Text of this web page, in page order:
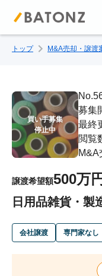
トップページ
M&A案件一覧
売りたい方へ
成約事例
M&A専門家の方
トップ M&A売却・譲渡
買い手募集
停止中
募集
最終
閲覧
M&A
譲渡希望額500万円
日用品雑貨・製
会社譲渡 専門家なし